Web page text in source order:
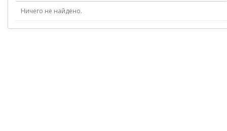
Ничего не найдено.